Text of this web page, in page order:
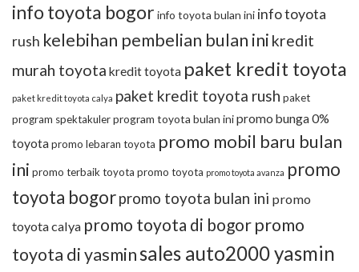
info toyota bogor info toyota bulan ini info toyota
rush kelebihan pembelian bulan ini kredit
murah toyota kredit toyota paket kredit toyota
paket kredit toyota calya paket kredit toyota rush paket
program spektakulerprogram toyota bulan inipromo bunga 0%
toyotapromo lebaran toyota promo mobil baru bulan
ini promo terbaik toyota promo toyota promo toyota avanza promo
toyota bogorpromo toyota bulan ini promo
toyota calya promo toyota di bogor promo
toyota di yasminsales auto2000 yasmin